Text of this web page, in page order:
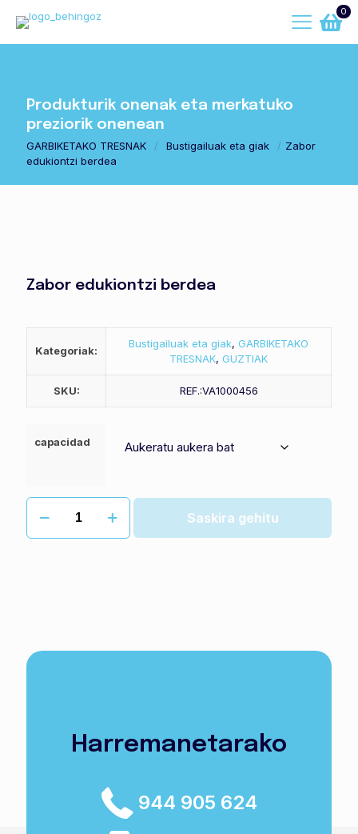
0
Produkturik onenak eta merkatuko
preziorik onenean
GARBIKETAKO TRESNAK / Bustigailuak eta giak / Zabor
edukiontzi berdea
Zabor edukiontzi berdea
Kategoriak:
Bustigailuak eta giak, GARBIKETAKO
TRESNAK, GUZTIAK
SKU: REF.:VA1000456
capacidad
Zabor
edukiontzi
berdea
Saskira gehitu
Harremanetarako
944 905 624